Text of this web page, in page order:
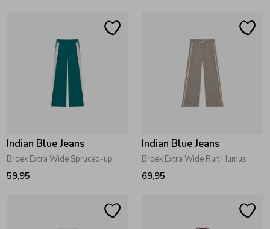
Indian Blue Jeans
Broek Extra Wide Spruced-up
59,95
Indian Blue Jeans
Broek Extra Wide Ruit Humus
69,95